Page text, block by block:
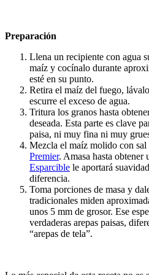
Preparación
Llena un recipiente con agua
maíz y cocínalo durante
esté en su punto.
Retira el maíz del fuego,
escurre el exceso de agua.
Tritura los granos hasta
deseada. Esta parte es clave
paisa, ni muy fina ni muy
Mezcla el maíz molido con sal
Premier. Amasa hasta obtener
Esparcible le aportará
diferencia.
Toma porciones de masa y
tradicionales miden
unos 5 mm de grosor. Ese
verdaderas arepas paisas,
“arepas de tela”.